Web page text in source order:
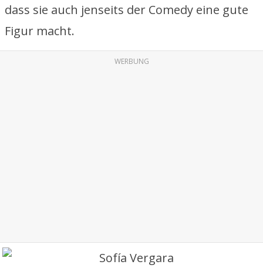
dass sie auch jenseits der Comedy eine gute
Figur macht.
WERBUNG